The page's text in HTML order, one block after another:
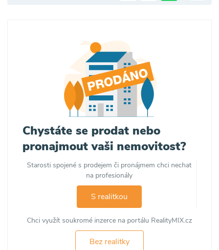
Chystáte se prodat nebo
pronajmout vaši nemovitost?
Starosti spojené s prodejem či pronájmem chci nechat
na profesionály
S realitkou
Chci využít soukromé inzerce na portálu RealityMIX.cz
Bez realitky